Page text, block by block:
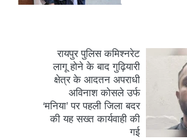
रायपुर पुलिस कमिश्नरेट
लागू होने के बाद गुढ़ियारी
क्षेत्र के आदतन अपराधी
अविनाश कोसले उर्फ
‘मनिया’ पर पहली जिला बदर
की यह सख्त कार्यवाही की
गई